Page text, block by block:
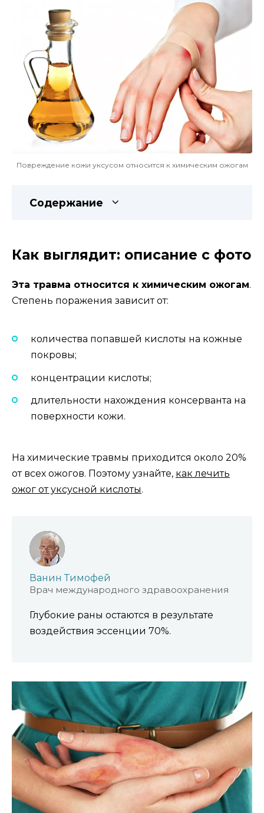
Повреждение кожи уксусом относится к химическим ожогам
Содержание
Как выглядит: описание с фото
Эта травма относится к химическим ожогам.
Степень поражения зависит от:
количества попавшей кислоты на кожные
покровы;
концентрации кислоты;
длительности нахождения консерванта на
поверхности кожи.
На химические травмы приходится около 20%
от всех ожогов. Поэтому узнайте, как лечить
ожог от уксусной кислоты.
Ванин Тимофей
Врач международного здравоохранения
Глубокие раны остаются в результате
воздействия эссенции 70%.